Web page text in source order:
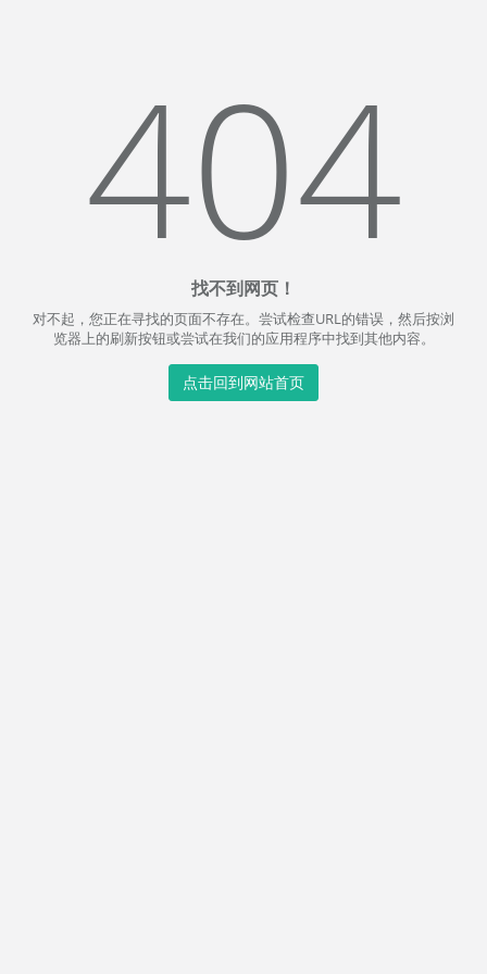
404
找不到网页！
对不起，您正在寻找的页面不存在。尝试检查URL的错误，然后按浏
览器上的刷新按钮或尝试在我们的应用程序中找到其他内容。
点击回到网站首页